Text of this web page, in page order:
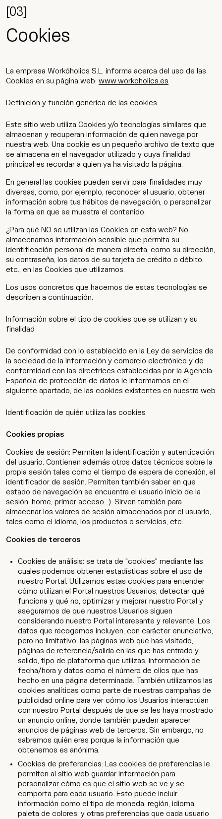
[03]
Cookies
La empresa Worköholics S.L. informa acerca del uso de las
Cookies en su página web: www.workoholics.es
Definición y función genérica de las cookies
Este sitio web utiliza Cookies y/o tecnologías similares que
almacenan y recuperan información de quien navega por
nuestra web. Una cookie es un pequeño archivo de texto que
se almacena en el navegador utilizado y cuya finalidad
principal es recordar a quien ya ha visitado la página.
En general las cookies pueden servir para finalidades muy
diversas, como, por ejemplo, reconocer al usuario, obtener
información sobre tus hábitos de navegación, o personalizar
la forma en que se muestra el contenido.
¿Para qué NO se utilizan las Cookies en esta web? No
almacenamos información sensible que permita su
identificación personal de manera directa, como su dirección,
su contraseña, los datos de su tarjeta de crédito o débito,
etc., en las Cookies que utilizamos.
Los usos concretos que hacemos de estas tecnologías se
describen a continuación.
Información sobre el tipo de cookies que se utilizan y su
finalidad
De conformidad con lo establecido en la Ley de servicios de
la sociedad de la información y comercio electrónico y de
conformidad con las directrices establecidas por la Agencia
Española de protección de datos le informamos en el
siguiente apartado, de las cookies existentes en nuestra web
Identificación de quién utiliza las cookies
Cookies propias
Cookies de sesión: Permiten la identificación y autenticación
del usuario. Contienen además otros datos técnicos sobre la
propia sesión tales como el tiempo de espera de conexión, el
identificador de sesión. Permiten también saber en que
estado de navegación se encuentra el usuario inicio de la
sesión, home, primer acceso...). Sirven también para
almacenar los valores de sesión almacenados por el usuario,
tales como el idioma, los productos o servicios, etc.
Cookies de terceros
Cookies de análisis: se trata de "cookies" mediante las
cuales podemos obtener estadísticas sobre el uso de
nuestro Portal. Utilizamos estas cookies para entender
cómo utilizan el Portal nuestros Usuarios, detectar qué
funciona y qué no, optimizar y mejorar nuestro Portal y
asegurarnos de que nuestros Usuarios siguen
considerando nuestro Portal interesante y relevante. Los
datos que recogemos incluyen, con carácter enunciativo,
pero no limitativo, las páginas web que has visitado,
páginas de referencia/salida en las que has entrado y
salido, tipo de plataforma que utilizas, información de
fecha/hora y datos como el número de clics que has
hecho en una página determinada. También utilizamos las
cookies analíticas como parte de nuestras campañas de
publicidad online para ver cómo los Usuarios interactúan
con nuestro Portal después de que se les haya mostrado
un anuncio online, donde también pueden aparecer
anuncios de páginas web de terceros. Sin embargo, no
sabremos quién eres porque la información que
obtenemos es anónima.
Cookies de preferencias: Las cookies de preferencias le
permiten al sitio web guardar información para
personalizar cómo es que el sitio web se ve y se
comporta para cada usuario. Esto puede incluir
información como el tipo de moneda, región, idioma,
paleta de colores, y otras preferencias que cada usuario